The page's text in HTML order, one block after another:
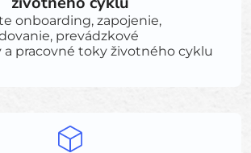
onboarding, zapojenie,
prevádzkové
pracovné toky životného cyklu